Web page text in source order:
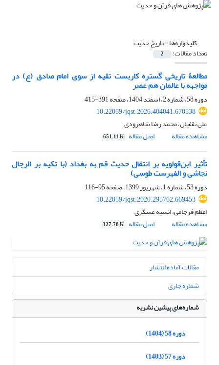
کلیدواژه‌ها =تاریخ حدیث
تعداد مقالات: 2
مطالعۀ تاریخی گستره کاربست تقیه از سوی امام صادق (ع) در
مواجهه با عالمان هم عصر‏
دوره 58، شماره 2، اسفند 1404، صفحه
391-415
10.22059/jqst.2026.404041.670538
علی ثقفیان، محمد رضا شاهرودی
مشاهده مقاله
اصل مقاله 651.11 K
تأثیر ابن‌قولویه بر انتقال حدیث قم به بغداد (با تکیه بر الرجال
نجاشی و الفهرست طوسی)
دوره 53، شماره 1، شهریور 1399، صفحه
95-116
10.22059/jqst.2020.295762.669453
اعظم فرجامی، انسیه عسگری
مشاهده مقاله
اصل مقاله 327.78 K
مقالات آماده انتشار
شماره جاری
شماره‌های پیشین نشریه
دوره 58 (1404)
دوره 57 (1403)